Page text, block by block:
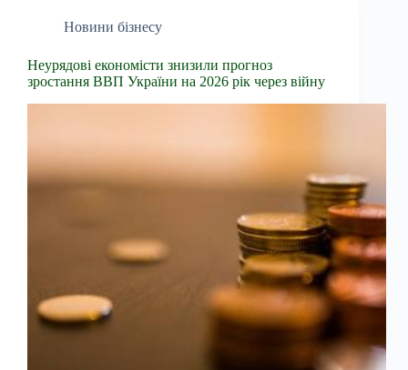
Новини бізнесу
Неурядові економісти знизили прогноз
зростання ВВП України на 2026 рік через війну